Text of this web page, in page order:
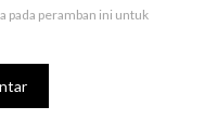
pada peramban ini untuk